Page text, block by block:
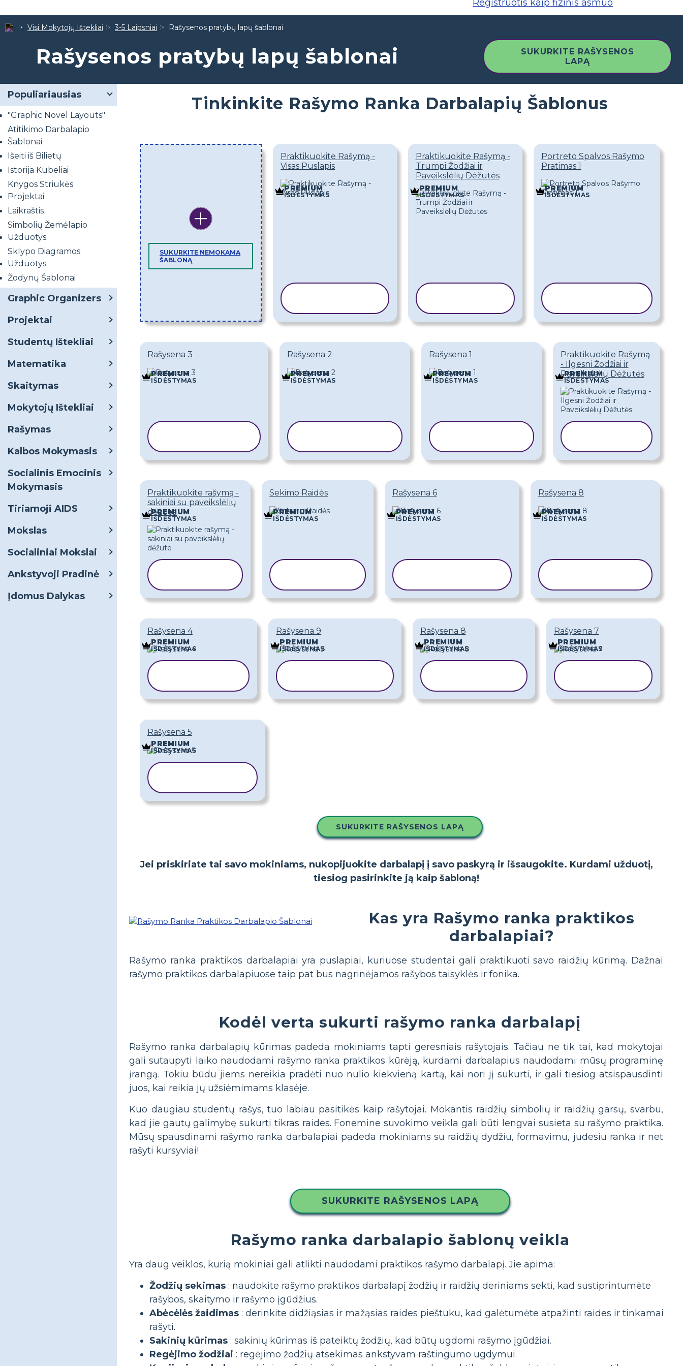
Registruotis kaip fizinis asmuo
Visi Mokytojų Ištekliai 3-5 Laipsniai Rašysenos pratybų lapų šablonai
Rašysenos pratybų lapų šablonai
SUKURKITE RAŠYSENOS
LAPĄ
Populiariausias
"Graphic Novel Layouts"
Atitikimo Darbalapio
Šablonai
Išeiti iš Bilietų
Istorija Kubeliai
Knygos Striukės
Projektai
Laikraštis
Simbolių Žemėlapio
Užduotys
Sklypo Diagramos
Užduotys
Žodynų Šablonai
Graphic Organizers
Projektai
Studentų Ištekliai
Matematika
Skaitymas
Mokytojų Ištekliai
Rašymas
Kalbos Mokymasis
Socialinis Emocinis
Mokymasis
Tiriamoji AIDS
Mokslas
Socialiniai Mokslai
Ankstyvoji Pradinė
Įdomus Dalykas
Tinkinkite Rašymo Ranka Darbalapių Šablonus
SUKURKITE NEMOKAMĄ
ŠABLONĄ
Praktikuokite Rašymą -
Visas Puslapis
PREMIUM
IŠDĖSTYMAS
Praktikuokite Rašymą -
Trumpi Žodžiai ir
Paveikslėlių Dėžutės
PREMIUM
IŠDĖSTYMAS
Portreto Spalvos Rašymo
Pratimas 1
PREMIUM
IŠDĖSTYMAS
Rašysena 3
PREMIUM
IŠDĖSTYMAS
Rašysena 2
PREMIUM
IŠDĖSTYMAS
Rašysena 1
PREMIUM
IŠDĖSTYMAS
Praktikuokite Rašymą
- Ilgesni Žodžiai ir
Paveikslėlių Dėžutės
PREMIUM
IŠDĖSTYMAS
Praktikuokite rašymą -
sakiniai su paveikslėlių
dėžute
PREMIUM
IŠDĖSTYMAS
Sekimo Raidės
PREMIUM
IŠDĖSTYMAS
Rašysena 6
PREMIUM
IŠDĖSTYMAS
Rašysena 8
PREMIUM
IŠDĖSTYMAS
Rašysena 4
PREMIUM
IŠDĖSTYMAS
Rašysena 9
PREMIUM
IŠDĖSTYMAS
Rašysena 8
PREMIUM
IŠDĖSTYMAS
Rašysena 7
PREMIUM
IŠDĖSTYMAS
Rašysena 5
PREMIUM
IŠDĖSTYMAS
SUKURKITE RAŠYSENOS LAPĄ
Jei priskiriate tai savo mokiniams, nukopijuokite darbalapį į savo paskyrą ir išsaugokite. Kurdami užduotį,
tiesiog pasirinkite ją kaip šabloną!
Kas yra Rašymo ranka praktikos
darbalapiai?
Rašymo ranka praktikos darbalapiai yra puslapiai, kuriuose studentai gali praktikuoti savo raidžių kūrimą. Dažnai
rašymo praktikos darbalapiuose taip pat bus nagrinėjamos rašybos taisyklės ir fonika.
Kodėl verta sukurti rašymo ranka darbalapį
Rašymo ranka darbalapių kūrimas padeda mokiniams tapti geresniais rašytojais. Tačiau ne tik tai, kad mokytojai
gali sutaupyti laiko naudodami rašymo ranka praktikos kūrėją, kurdami darbalapius naudodami mūsų programinę
įrangą. Tokiu būdu jiems nereikia pradėti nuo nulio kiekvieną kartą, kai nori jį sukurti, ir gali tiesiog atsispausdinti
juos, kai reikia jų užsiėmimams klasėje.
Kuo daugiau studentų rašys, tuo labiau pasitikės kaip rašytojai. Mokantis raidžių simbolių ir raidžių garsų, svarbu,
kad jie gautų galimybę sukurti tikras raides. Fonemine suvokimo veikla gali būti lengvai susieta su rašymo praktika.
Mūsų spausdinami rašymo ranka darbalapiai padeda mokiniams su raidžių dydžiu, formavimu, judesiu ranka ir net
rašyti kursyviai!
SUKURKITE RAŠYSENOS LAPĄ
Rašymo ranka darbalapio šablonų veikla
Yra daug veiklos, kurią mokiniai gali atlikti naudodami praktikos rašymo darbalapį. Jie apima:
Žodžių sekimas : naudokite rašymo praktikos darbalapį žodžių ir raidžių deriniams sekti, kad sustiprintumėte
rašybos, skaitymo ir rašymo įgūdžius.
Abėcėlės žaidimas : derinkite didžiąsias ir mažąsias raides pieštuku, kad galėtumėte atpažinti raides ir tinkamai
rašyti.
Sakinių kūrimas : sakinių kūrimas iš pateiktų žodžių, kad būtų ugdomi rašymo įgūdžiai.
Regėjimo žodžiai : regėjimo žodžių atsekimas ankstyvam raštingumo ugdymui.